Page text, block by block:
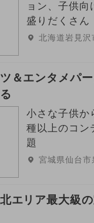
ョン、子供向
盛りだくさん
北海道岩見沢
＆エンタメパ
小さな子供か
種以上のコン
題
宮城県仙台市
エリア最大級